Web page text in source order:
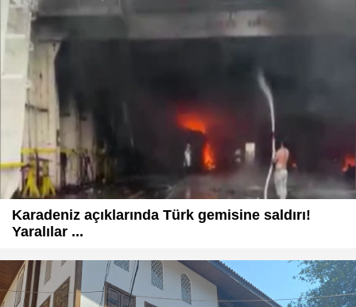
Karadeniz açıklarında Türk gemisine saldırı!
Yaralılar ...